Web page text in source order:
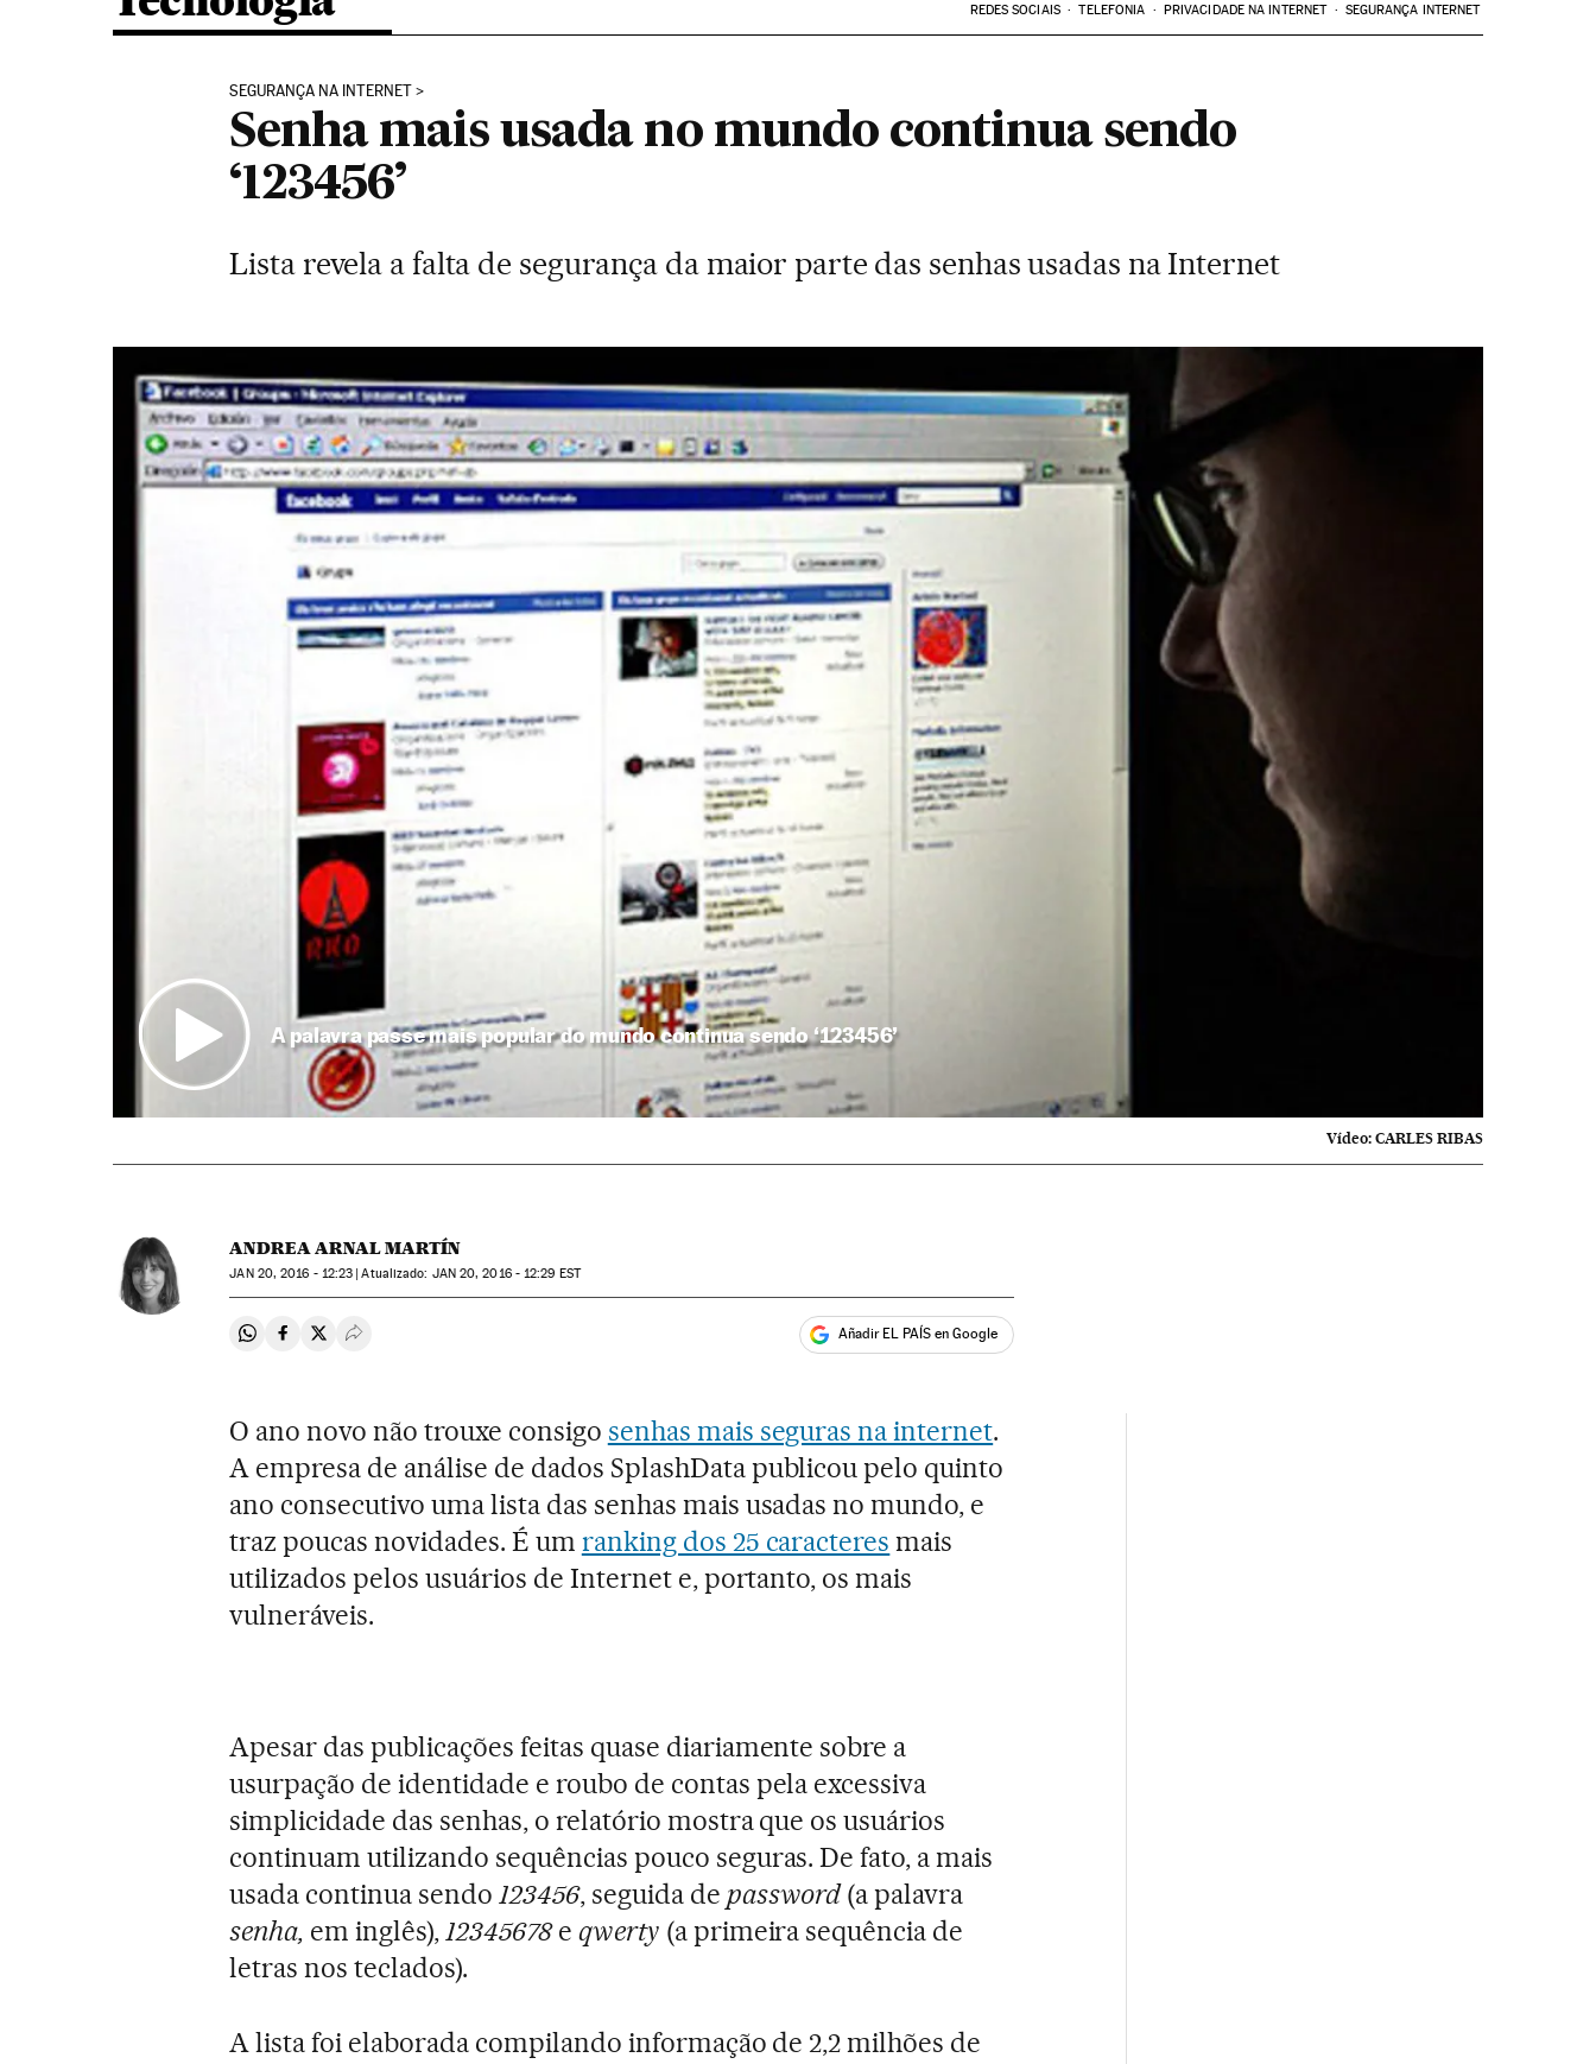
REDES SOCIAIS TELEFONIA PRIVACIDADE NA INTERNET SEGURANÇA INTERNET
SEGURANÇA NA INTERNET
Senha mais usada no mundo continua sendo
‘123456’
Lista revela a falta de segurança da maior parte das senhas usadas na Internet
A palavra passe mais popular do mundo continua sendo ‘123456’
Vídeo: CARLES RIBAS
ANDREA ARNAL MARTÍN
JAN20, 2016 - 12:23 atualizado: JAN20, 2016 - 12:29 EST
Compartir en Whatsapp
Compartir en Facebook
Compartir en Twitter
Desplegar Redes Sociales Añadir EL PAÍS en Google
O ano novo não trouxe consigo senhas mais seguras na internet.
A empresa de análise de dados SplashData publicou pelo quinto
ano consecutivo uma lista das senhas mais usadas no mundo, e
traz poucas novidades. É um ranking dos 25 caracteres mais
utilizados pelos usuários de Internet e, portanto, os mais
vulneráveis.
Apesar das publicações feitas quase diariamente sobre a
usurpação de identidade e roubo de contas pela excessiva
simplicidade das senhas, o relatório mostra que os usuários
continuam utilizando sequências pouco seguras. De fato, a mais
usada continua sendo 123456, seguida de password(a palavra
senha, em inglês),12345678e qwerty (a primeira sequência de
letras nos teclados).
A lista foi elaborada compilando informação de 2,2 milhões de